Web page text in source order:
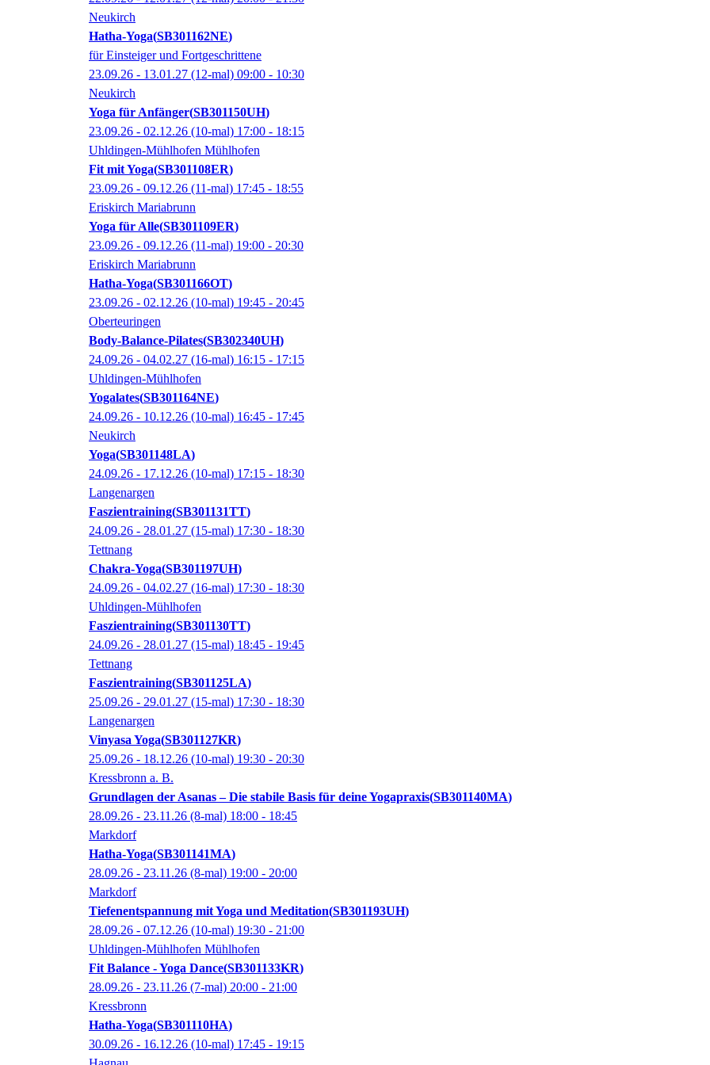
Neukirch
Hatha-Yoga SB301162NE
für Einsteiger und Fortgeschrittene
23.09.26 - 13.01.27 (12-mal) 09:00 - 10:30
Neukirch
Yoga für Anfänger SB301150UH
23.09.26 - 02.12.26 (10-mal) 17:00 - 18:15
Uhldingen-Mühlhofen Mühlhofen
Fit mit Yoga SB301108ER
23.09.26 - 09.12.26 (11-mal) 17:45 - 18:55
Eriskirch Mariabrunn
Yoga für Alle SB301109ER
23.09.26 - 09.12.26 (11-mal) 19:00 - 20:30
Eriskirch Mariabrunn
Hatha-Yoga SB301166OT
23.09.26 - 02.12.26 (10-mal) 19:45 - 20:45
Oberteuringen
Body-Balance-Pilates SB302340UH
24.09.26 - 04.02.27 (16-mal) 16:15 - 17:15
Uhldingen-Mühlhofen
Yogalates SB301164NE
24.09.26 - 10.12.26 (10-mal) 16:45 - 17:45
Neukirch
Yoga SB301148LA
24.09.26 - 17.12.26 (10-mal) 17:15 - 18:30
Langenargen
Faszientraining SB301131TT
24.09.26 - 28.01.27 (15-mal) 17:30 - 18:30
Tettnang
Chakra-Yoga SB301197UH
24.09.26 - 04.02.27 (16-mal) 17:30 - 18:30
Uhldingen-Mühlhofen
Faszientraining SB301130TT
24.09.26 - 28.01.27 (15-mal) 18:45 - 19:45
Tettnang
Faszientraining SB301125LA
25.09.26 - 29.01.27 (15-mal) 17:30 - 18:30
Langenargen
Vinyasa Yoga SB301127KR
25.09.26 - 18.12.26 (10-mal) 19:30 - 20:30
Kressbronn a. B.
Grundlagen der Asanas – Die stabile Basis für deine Yogapraxis SB301140MA
28.09.26 - 23.11.26 (8-mal) 18:00 - 18:45
Markdorf
Hatha-Yoga SB301141MA
28.09.26 - 23.11.26 (8-mal) 19:00 - 20:00
Markdorf
Tiefenentspannung mit Yoga und Meditation SB301193UH
28.09.26 - 07.12.26 (10-mal) 19:30 - 21:00
Uhldingen-Mühlhofen Mühlhofen
Fit Balance - Yoga Dance SB301133KR
28.09.26 - 23.11.26 (7-mal) 20:00 - 21:00
Kressbronn
Hatha-Yoga SB301110HA
30.09.26 - 16.12.26 (10-mal) 17:45 - 19:15